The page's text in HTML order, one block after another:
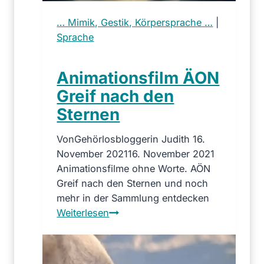
i
g
e
h
ö
l
o
s
e
t
l
o
b
e
r
n
i
c
h
t
s
p
a
c
… Mimik, Gestik, Körpersprache …
Sprache
Animationsfilm ÄON
Greif nach den
Sternen
VonGehörlosbloggerin Judith 16.
November 202116. November 2021
Animationsfilme ohne Worte. AÖN
Greif nach den Sternen und noch
mehr in der Sammlung entdecken
WeiterlesenA
i
m